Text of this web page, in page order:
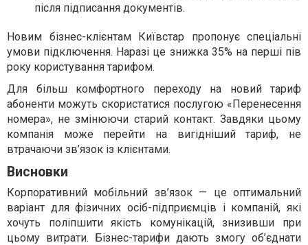
після підписання документів.
Новим бізнес-клієнтам Київстар пропонує спеціальні
умови підключення. Наразі це знижка 35% на перші пів
року користування тарифом.
Для більш комфортного переходу на новий тариф
абоненти можуть скористатися послугою «Перенесення
номера», не змінюючи старий контакт. Завдяки цьому
компанія може перейти на вигідніший тариф, не
втрачаючи зв’язок із клієнтами.
Висновки
Корпоративний мобільний зв’язок — це оптимальний
варіант для фізичних осіб-підприємців і компаній, які
хочуть поліпшити якість комунікацій, знизивши при
цьому витрати. Бізнес-тарифи дають змогу об’єднати